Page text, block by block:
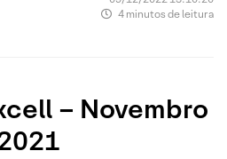
4 minutos de leitura
– Novembro